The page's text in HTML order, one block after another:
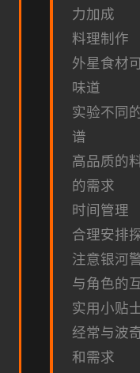
力加成
料理制作
外星食材
味道
实验不同
谱
高品质的
的需求
时间管理
合理安排
注意银河
与角色的
实用小贴
经常与波
和需求